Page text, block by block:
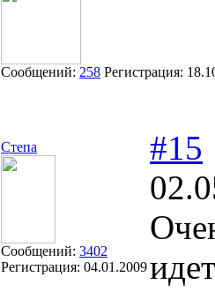
Сообщений: 258 Регистрация:
Степа
Сообщений: 3402
Регистрация: 04.01.2009
#15